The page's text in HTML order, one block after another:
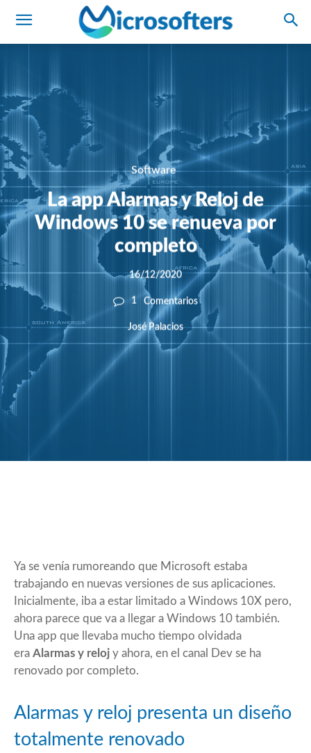
Software
La app Alarmas y Reloj de
Windows 10 se renueva por
completo
16/12/2020
1 Comentarios
José Palacios
Ya se venía rumoreando que Microsoft estaba
trabajando en nuevas versiones de sus aplicaciones.
Inicialmente, iba a estar limitado a Windows 10X pero,
ahora parece que va a llegar a Windows 10 también.
Una app que llevaba mucho tiempo olvidada
era Alarmas y reloj y ahora, en el canal Dev se ha
renovado por completo.
Alarmas y reloj presenta un diseño
totalmente renovado